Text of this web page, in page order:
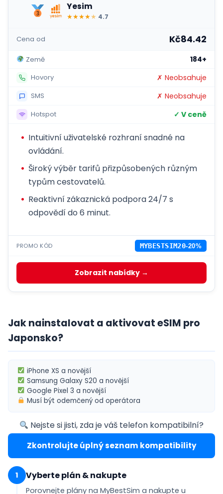
Yesim
★★★★★ 4.7
Cena od Kč84.42
Země 184+
Hovory ✗ Neobsahuje
SMS ✗ Neobsahuje
Hotspot ✓ V ceně
Intuitivní uživatelské rozhraní snadné na
ovládání.
Široký výběr tarifů přizpůsobených různým
typům cestovatelů.
Reaktivní zákaznická podpora 24/7 s
odpovědí do 6 minut.
PROMO KÓD MYBESTSIM20-20%
Zobrazit nabídky →
Jak nainstalovat a aktivovat eSIM pro
Japonsko?
iPhone XS a novější
Samsung Galaxy S20 a novější
Google Pixel 3 a novější
Musí býtodemčený od operátora
Nejste si jisti, zda je váš telefon kompatibilní?
Zkontrolujte úplný seznam kompatibility
1 Vyberte plán & nakupte
Porovnejte plány na MyBestSim a nakupte u